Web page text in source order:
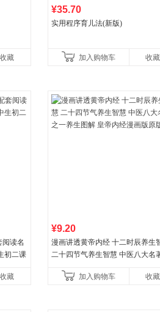
收藏
¥35.70
实用程序育儿法(新版)
加入购物车 收藏
读名
初二课
收藏
¥9.20
漫画讲透黄帝内经 十二时辰养生
二十四节气养生智慧 中医八大名
加入购物车
收藏